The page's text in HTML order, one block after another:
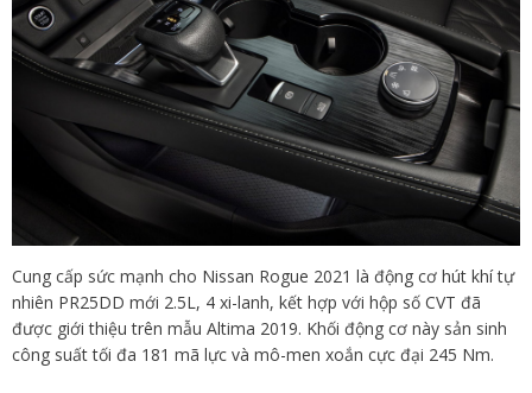
Cung cấp sức mạnh cho Nissan Rogue 2021 là động cơ hút khí tự
nhiên PR25DD mới 2.5L, 4 xi-lanh, kết hợp với hộp số CVT đã
được giới thiệu trên mẫu Altima 2019. Khối động cơ này sản sinh
công suất tối đa 181 mã lực và mô-men xoắn cực đại 245 Nm.